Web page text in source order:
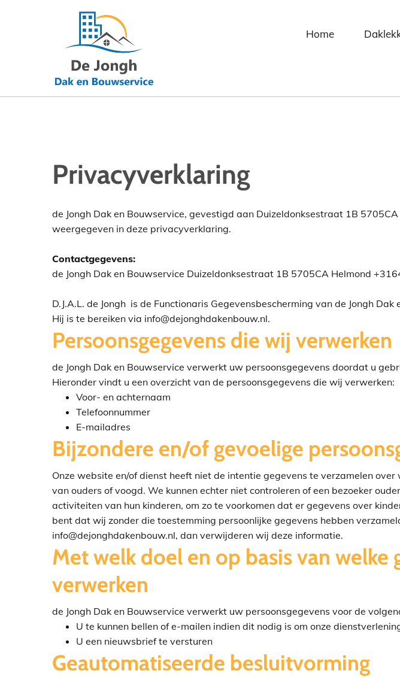
Home
Privacyverklaring
de Jongh Dak en Bouwservice, gevestigd aan Duizeldonksestraat 1B
weergegeven in deze privacyverklaring.
Contactgegevens:
de Jongh Dak en Bouwservice Duizeldonksestraat 1B 5705CA Helmond
D.J.A.L. de Jongh is de Functionaris Gegevensbescherming van de Jongh Dak
Hij is te bereiken via info@dejonghdakenbouw.nl.
Persoonsgegevens die wij verwerken
de Jongh Dak en Bouwservice verwerkt uw persoonsgegevens doordat u
Hieronder vindt u een overzicht van de persoonsgegevens die wij verwerken:
Voor- en achternaam
Telefoonnummer
E-mailadres
Bijzondere en/of gevoelige
Onze website en/of dienst heeft niet de intentie gegevens te verzamelen
van ouders of voogd. We kunnen echter niet controleren of een bezoeker
activiteiten van hun kinderen, om zo te voorkomen dat er gegevens over
bent dat wij zonder die toestemming persoonlijke gegevens hebben
info@dejonghdakenbouw.nl, dan verwijderen wij deze informatie.
Met welk doel en op basis van
verwerken
de Jongh Dak en Bouwservice verwerkt uw persoonsgegevens voor de
U te kunnen bellen of e-mailen indien dit nodig is om onze
U een nieuwsbrief te versturen
Geautomatiseerde besluitvorming